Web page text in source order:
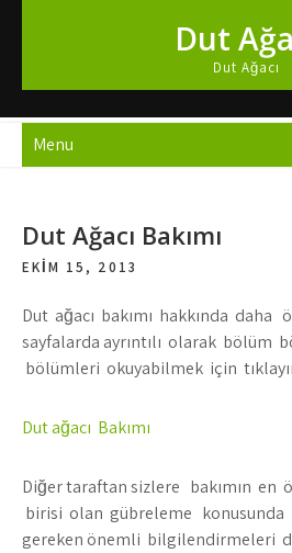
Dut
Dut Ağacı
Menu
Dut Ağacı Bakımı
EKIM 15, 2013
Dut ağacı bakımı hakkında daha
sayfalarda ayrıntılı olarak bölüm
bölümleri okuyabilmek için
Dut ağacı Bakımı
Diğer taraftan sizlere bakımın en
birisi olan gübreleme
gereken önemli bilgilendirmeleri